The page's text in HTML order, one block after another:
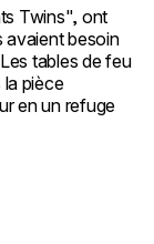
Twins", ont
avaient besoin
tables de feu
pièce
en un refuge